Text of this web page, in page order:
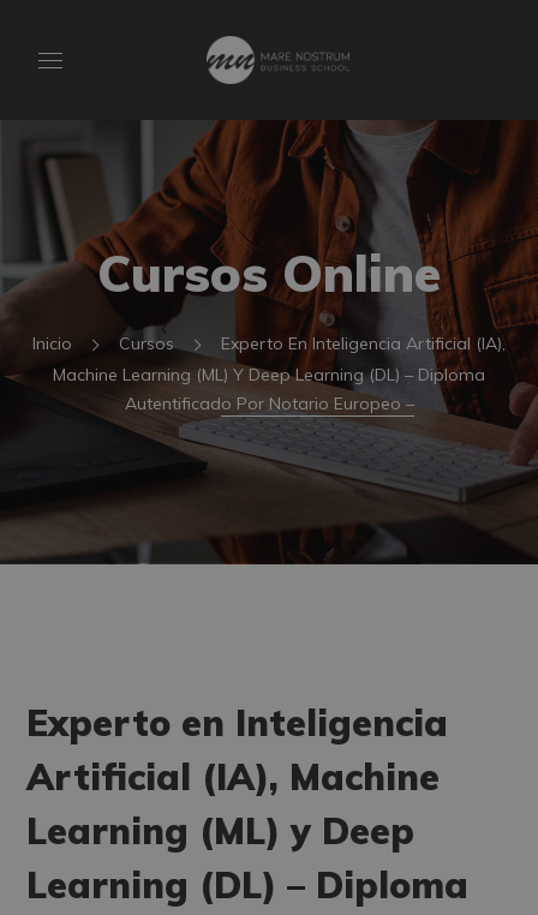
Cursos Online
Inicio Cursos
Experto En Inteligencia Artificial (IA),
Machine Learning (ML) Y Deep Learning (DL) – Diploma
Autentificado Por Notario Europeo –
Experto en Inteligencia
Artificial (IA), Machine
Learning (ML) y Deep
Learning (DL) – Diploma